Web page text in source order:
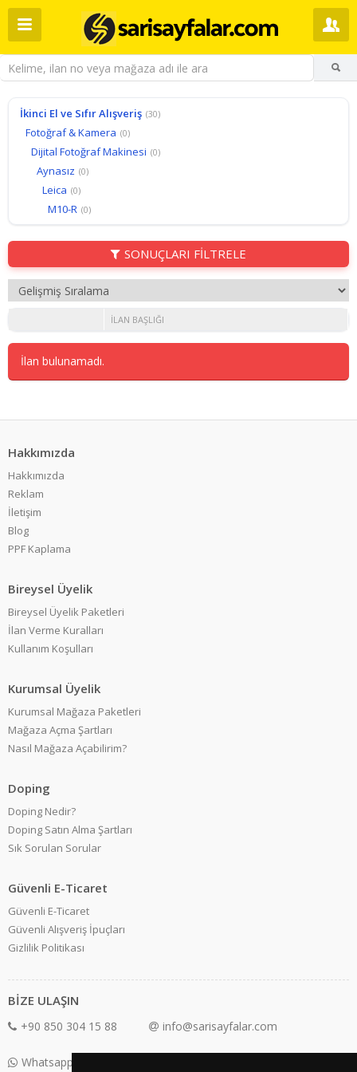
İkinci El ve Sıfır Alışveriş (30)
Fotoğraf & Kamera (0)
Dijital Fotoğraf Makinesi (0)
Aynasız (0)
Leica (0)
M10-R (0)
SONUÇLARI FİLTRELE
İLAN BAŞLIĞI
İlan bulunamadı.
Hakkımızda
Hakkımızda
Reklam
İletişim
Blog
PPF Kaplama
Bireysel Üyelik
Bireysel Üyelik Paketleri
İlan Verme Kuralları
Kullanım Koşulları
Kurumsal Üyelik
Kurumsal Mağaza Paketleri
Mağaza Açma Şartları
Nasıl Mağaza Açabilirim?
Doping
Doping Nedir?
Doping Satın Alma Şartları
Sık Sorulan Sorular
Güvenli E-Ticaret
Güvenli E-Ticaret
Güvenli Alışveriş İpuçları
Gizlilik Politikası
BİZE ULAŞIN
+90 850 304 15 88 info@sarisayfalar.com
Whatsapp Destek: +90 850 304 15 88